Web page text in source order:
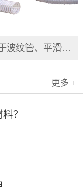
TPU用于波纹管、平滑管、全塑管等软管
更多 +
？